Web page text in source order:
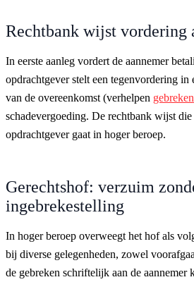
Rechtbank wijst vordering
In eerste aanleg vordert de aannemer
opdrachtgever stelt een tegenvordering
van de overeenkomst (verhelpen gebreken
schadevergoeding. De rechtbank wijst
opdrachtgever gaat in hoger beroep.
Gerechtshof: verzuim
ingebrekestelling
In hoger beroep overweegt het hof als
bij diverse gelegenheden, zowel
de gebreken schriftelijk aan de aannemer